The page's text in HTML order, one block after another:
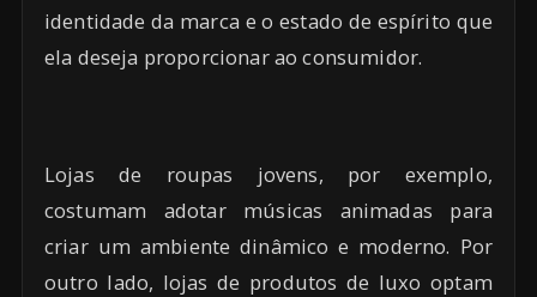
identidade da marca e o estado de espírito que
ela deseja proporcionar ao consumidor.
Lojas de roupas jovens, por exemplo,
costumam adotar músicas animadas para
criar um ambiente dinâmico e moderno. Por
outro lado, lojas de produtos de luxo optam